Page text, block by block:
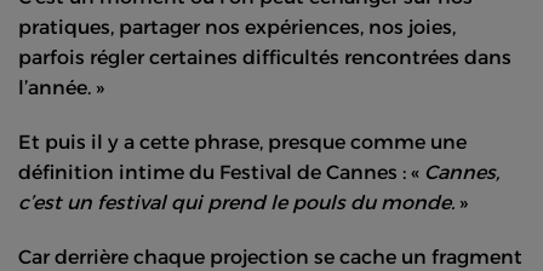
pratiques, partager nos expériences, nos joies,
parfois régler certaines difficultés rencontrées dans
l’année. »
Et puis il y a cette phrase, presque comme une
définition intime du Festival de Cannes : « Cannes,
c’est un festival qui prend le pouls du monde. »
Car derrière chaque projection se cache un fragment